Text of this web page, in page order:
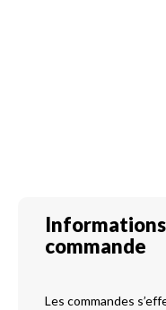
commande
Les commandes